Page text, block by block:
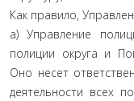
Как правило,
а) Управление
полиции округа и
Оно несет
деятельности всех